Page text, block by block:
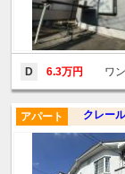
D 6.3万円 ワ
クレー
アパート